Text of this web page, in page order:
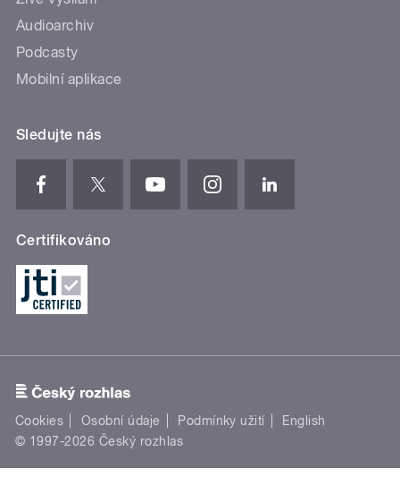
Audioarchiv
Podcasty
Mobilní aplikace
Sledujte nás
Certifikováno
Cookies Osobní údaje Podmínky užití
English
© 1997-2026 Český rozhlas